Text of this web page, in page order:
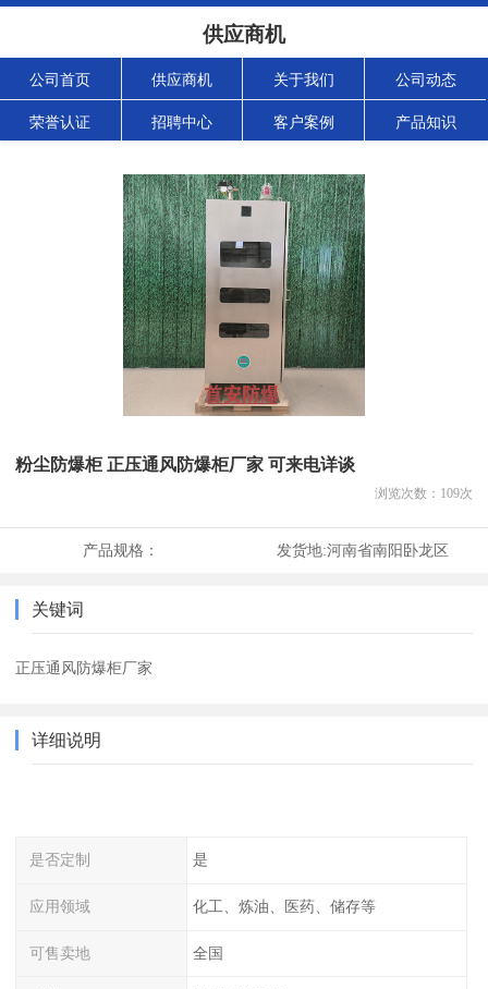
供应商机
公司首页 供应商机 关于我们 公司动态
荣誉认证 招聘中心 客户案例 产品知识
粉尘防爆柜 正压通风防爆柜厂家 可来电详谈
浏览次数： 109次
产品规格： 发货地:河南省南阳卧龙区
关键词
正压通风防爆柜厂家
详细说明
是否定制 是
应用领域 化工、炼油、医药、储存等
可售卖地 全国